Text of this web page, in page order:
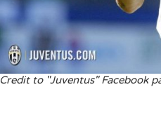
Credit to "Juventus" Facebook